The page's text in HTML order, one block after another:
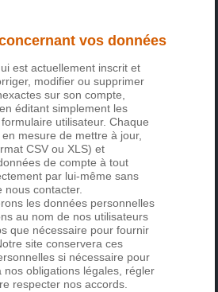
vos données
est actuellement inscrit et
modifier ou supprimer
sur son compte,
éditant simplement les
utilisateur. Chaque
mesure de mettre à jour,
CSV ou XLS) et
de compte à tout
par lui-même sans
nous contacter.
les données personnelles
au nom de nos utilisateurs
que nécessaire pour fournir
site conservera ces
si nécessaire pour
nos obligations légales, régler
respecter nos accords.